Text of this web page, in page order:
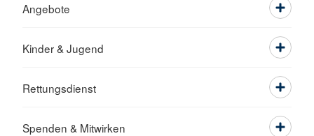
Angebote
Kinder & Jugend
Rettungsdienst
Spenden & Mitwirken